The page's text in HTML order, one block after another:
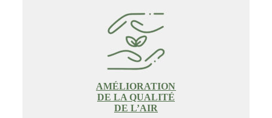
AMÉLIORATION
DE LA QUALITÉ
DE L’AIR